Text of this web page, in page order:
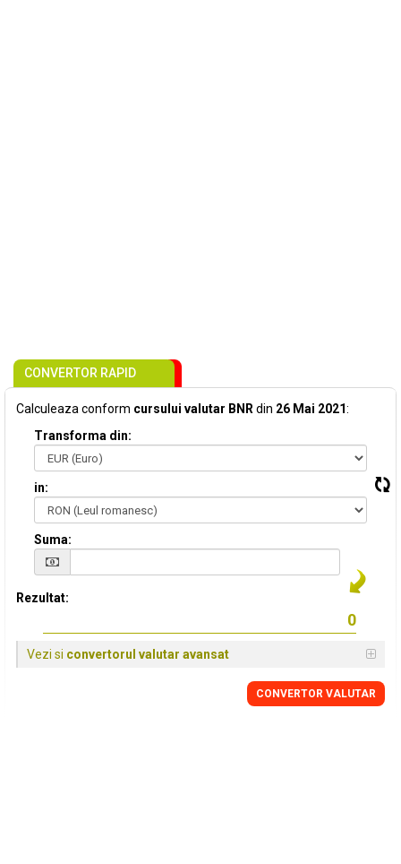
CONVERTOR RAPID
Calculeaza conform cursului valutar BNR din 26 Mai 2021:
Transforma din:
in:
Suma:
Rezultat:
Vezi si convertorul valutar avansat
CONVERTOR VALUTAR